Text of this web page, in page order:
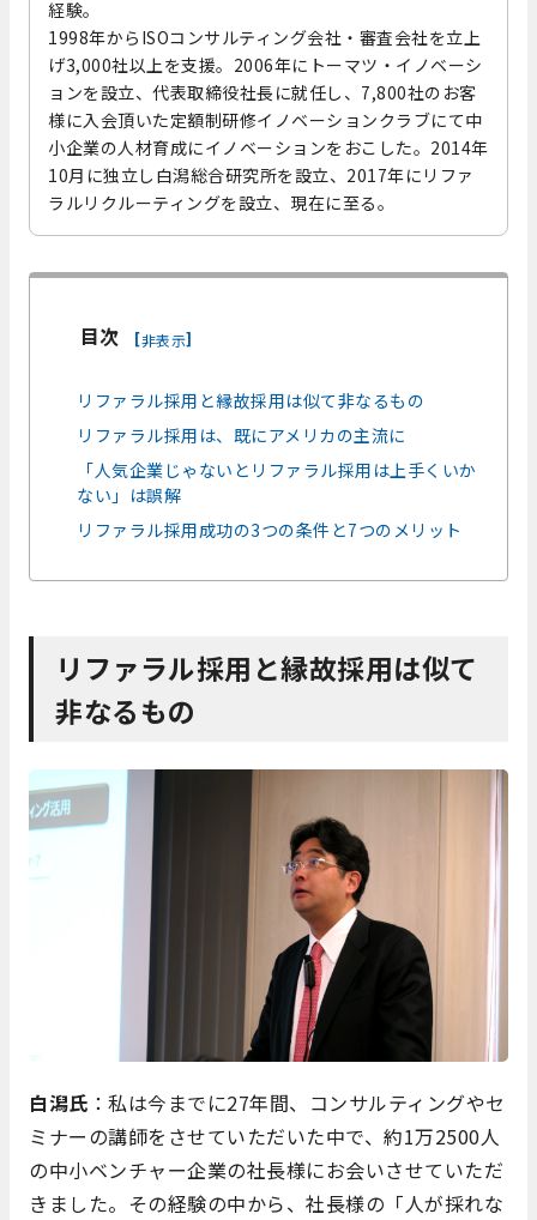
経験。
1998年からISOコンサルティング会社・審査会社を立上
げ3,000社以上を支援。2006年にトーマツ・イノベーシ
ョンを設立、代表取締役社長に就任し、7,800社のお客
様に入会頂いた定額制研修イノベーションクラブにて中
小企業の人材育成にイノベーションをおこした。2014年
10月に独立し白潟総合研究所を設立、2017年にリファ
ラルリクルーティングを設立、現在に至る。
目次 [非表示]
リファラル採用と縁故採用は似て非なるもの
リファラル採用は、既にアメリカの主流に
「人気企業じゃないとリファラル採用は上手くいか
ない」は誤解
リファラル採用成功の3つの条件と7つのメリット
リファラル採用と縁故採用は似て
非なるもの
白潟氏 ：私は今までに27年間、コンサルティングやセ
ミナーの講師をさせていただいた中で、約1万2500人
の中小ベンチャー企業の社長様にお会いさせていただ
きました。その経験の中から、社長様の「人が採れな